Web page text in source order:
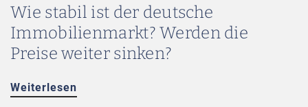
Wie stabil ist der deutsche
Immobilienmarkt? Werden die
Preise weiter sinken?
Weiterlesen